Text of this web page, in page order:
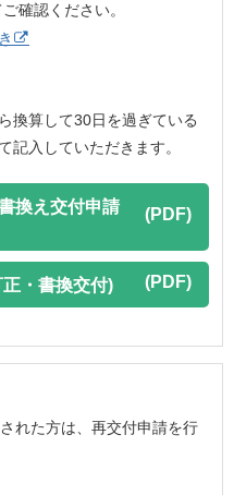
確認ください。
換算して30日を過ぎている
記入していただきます。
換え交付申請
・書換交付)
れた方は、再交付申請を行